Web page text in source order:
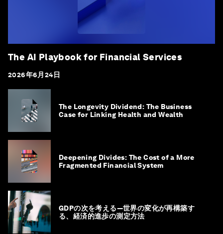
The AI Playbook for Financial Services
2026年6月24日
The Longevity Dividend: The Business
Case for Linking Health and Wealth
Deepening Divides: The Cost of a More
Fragmented Financial System
GDPの次を考える―世界の変化が再構築す
る、経済的進歩の測定方法